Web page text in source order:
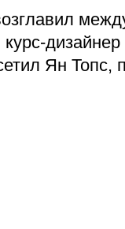
Ян Топс,